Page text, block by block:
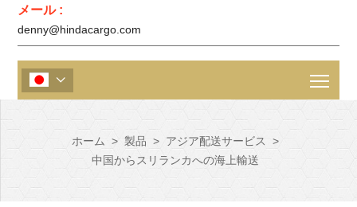
メール :
denny@hindacargo.com

ホーム > 製品 > アジア配送サービス
>
中国からスリランカへの海上輸送